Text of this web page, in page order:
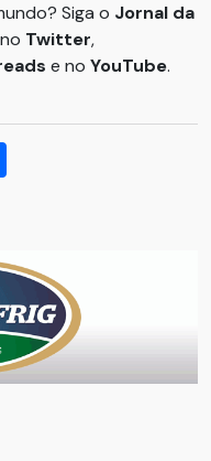
Siga o Jornal da
Twitter,
e no YouTube.